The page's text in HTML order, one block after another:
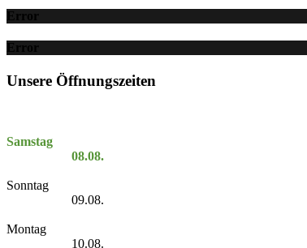
Error
Error
Unsere Öffnungszeiten
Samstag
08.08.
Sonntag
09.08.
Montag
10.08.